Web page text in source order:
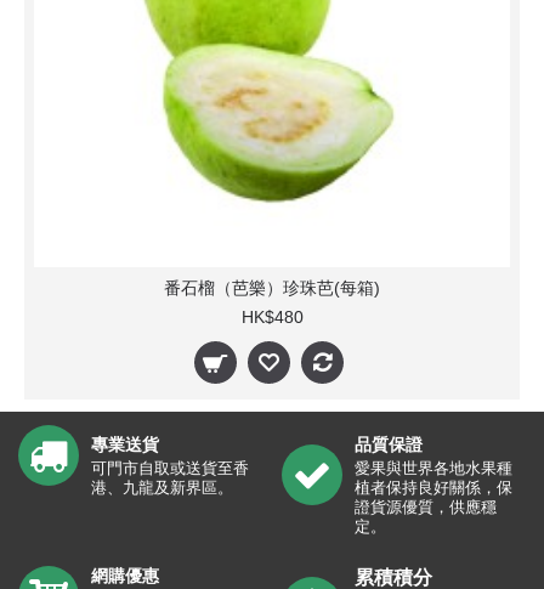
番石榴（芭樂）珍珠芭(每箱)
HK$480
專業送貨
可門市自取或送貨至香
港、九龍及新界區。
品質保證
愛果與世界各地水果種
植者保持良好關係，保
證貨源優質，供應穩
定。
網購優惠 累積積分